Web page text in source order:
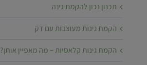
תכנון נכון להקמת גינה
הקמת גינות מעוצבות עם דק
הקמת גינות קלאסיות – מה מאפיין אותן?